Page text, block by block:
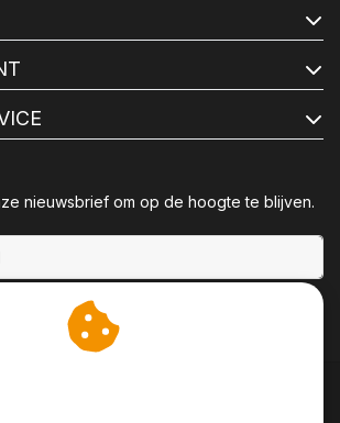
nieuwsbrief om op de hoogte te blijven.